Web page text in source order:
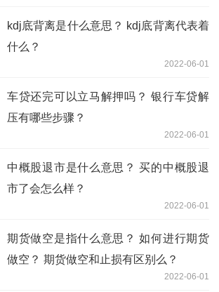
kdj底背离是什么意思？ kdj底背离代表着
什么？
2022-06-01
车贷还完可以立马解押吗？ 银行车贷解
压有哪些步骤？
2022-06-01
中概股退市是什么意思？ 买的中概股退
市了会怎么样？
2022-06-01
期货做空是指什么意思？ 如何进行期货
做空？ 期货做空和止损有区别么？
2022-06-01